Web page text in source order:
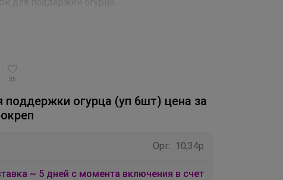
35
поддержки огурца (уп 6шт) цена за
Орг. 10,34р
~ 5 дней с момента включения в счет